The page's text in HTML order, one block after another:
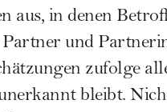
aus, in denen
und
zufolge
bleibt.